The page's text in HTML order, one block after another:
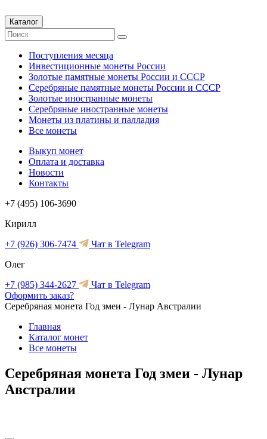
Каталог
Поступления месяца
Инвестиционные монеты России
Золотые памятные монеты России и СССР
Серебряные памятные монеты России и СССР
Золотые иностранные монеты
Серебряные иностранные монеты
Монеты из платины и палладия
Все монеты
Выкуп монет
Оплата и доставка
Новости
Контакты
+7 (495) 106-3690
Кирилл
+7 (926) 306-7474
Чат в Telegram
Олег
+7 (985) 344-2627
Чат в Telegram
Оформить заказ?
Серебряная монета Год змеи - Лунар Австралии
Главная
Каталог монет
Все монеты
Серебряная монета Год змеи - Лунар
Австралии